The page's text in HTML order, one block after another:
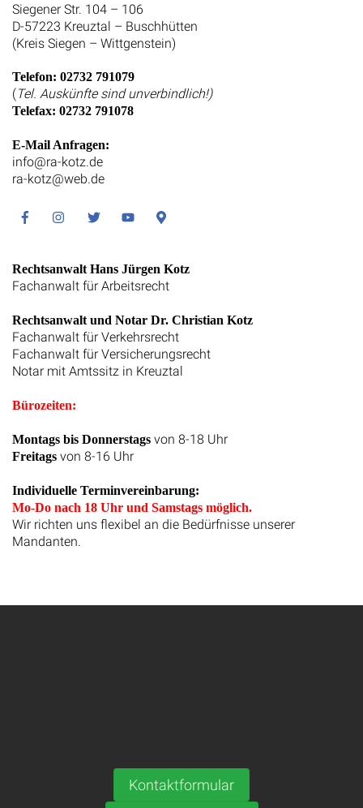
Siegener Str. 104 – 106
D-57223 Kreuztal – Buschhütten
(Kreis Siegen – Wittgenstein)
Telefon: 02732 791079
(Tel. Auskünfte sind unverbindlich!)
Telefax: 02732 791078
E-Mail Anfragen:
info@ra-kotz.de
ra-kotz@web.de
FacebookInstagramTwitter YoutubeGoogle
Rechtsanwalt Hans Jürgen Kotz
Fachanwalt für Arbeitsrecht
Rechtsanwalt und Notar Dr. Christian Kotz
Fachanwalt für Verkehrsrecht
Fachanwalt für Versicherungsrecht
Notar mit Amtssitz in Kreuztal
Bürozeiten:
Montags bis Donnerstags von 8-18 Uhr
Freitags von 8-16 Uhr
Individuelle Terminvereinbarung:
Mo-Do nach 18 Uhr und Samstags möglich.
Wir richten uns flexibel an die Bedürfnisse unserer
Mandanten.
Kontaktformular